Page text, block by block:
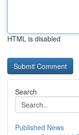
HTML is disabled
Search
Published News